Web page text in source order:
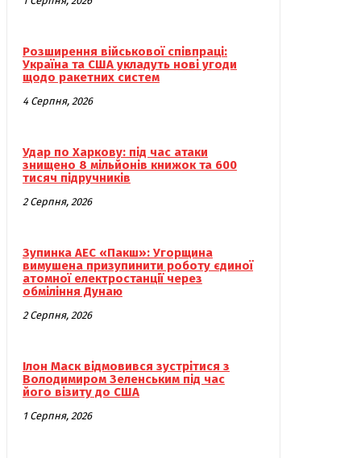
Розширення військової співпраці:
Україна та США укладуть нові угоди
щодо ракетних систем
4 Серпня, 2026
Удар по Харкову: під час атаки
знищено 8 мільйонів книжок та 600
тисяч підручників
2 Серпня, 2026
Зупинка АЕС «Пакш»: Угорщина
вимушена призупинити роботу єдиної
атомної електростанції через
обміління Дунаю
2 Серпня, 2026
Ілон Маск відмовився зустрітися з
Володимиром Зеленським під час
його візиту до США
1 Серпня, 2026